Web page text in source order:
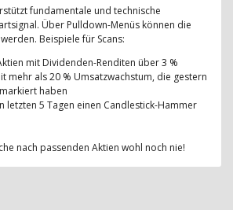
fundamentale und technische
Über Pulldown-Menüs können die
Beispiele für Scans:
mit Dividenden-Renditen über 3 %
mehr als 20 % Umsatzwachstum, die gestern
haben
letzten 5 Tagen einen Candlestick-Hammer
nach passenden Aktien wohl noch nie!